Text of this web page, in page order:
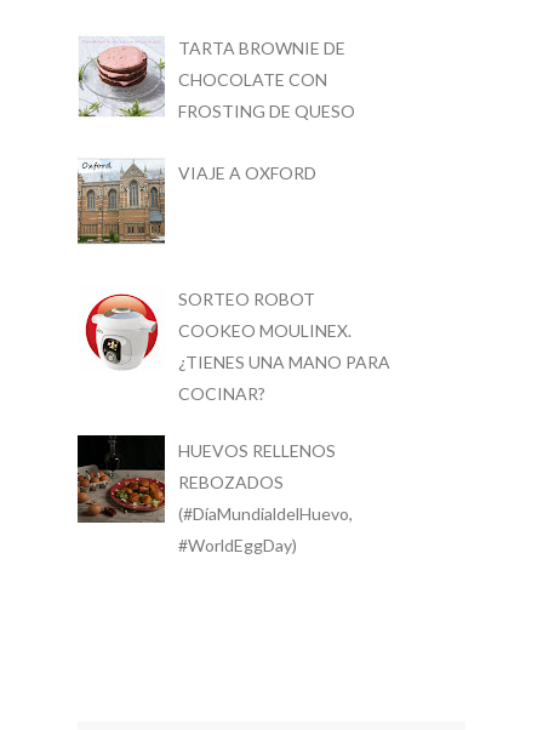
TARTA BROWNIE DE
CHOCOLATE CON
FROSTING DE QUESO
VIAJE A OXFORD
SORTEO ROBOT
COOKEO MOULINEX.
¿TIENES UNA MANO PARA
COCINAR?
HUEVOS RELLENOS
REBOZADOS
(#DíaMundialdelHuevo,
#WorldEggDay)